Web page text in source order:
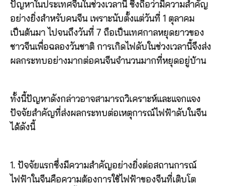
ปัญหาในประเทศจีนในช่วงเวลานี้ ซึ่งถือว่ามีความสำคัญ
อย่างยิ่งสำหรับคนจีน เพราะนับตั้งแต่วันที่ 1 ตุลาคม
เป็นต้นมา ไปจนถึงวันที่ 7 ถือเป็นเทศกาลหยุดยาวของ
ชาวจีนเพื่อฉลองวันชาติ การเกิดไฟดับในช่วงเวลานี้จึงส่ง
ผลกระทบอย่างมากต่อคนจีนจำนวนมากที่หยุดอยู่บ้าน
ทั้งนี้ปัญหาดังกล่าวอาจสามารถวิเคราะห์และแจกแจง
ปัจจัยสำคัญที่ส่งผลกระทบต่อเหตุการณ์ไฟฟ้าดับในจีน
ได้ดังนี้
1. ปัจจัยแรกซึ่งมีความสำคัญอย่างยิ่งต่อสถานการณ์
ไฟฟ้าในจีนคือความต้องการใช้ไฟฟ้าของจีนที่เติบโต